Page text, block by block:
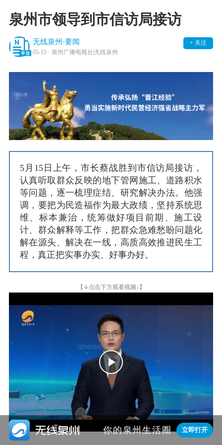
 你的泉州生活圈 立即打开
泉州市领导到市信访局接访
无线泉州·要闻
+ 关注
05-15 · 泉州广播电视台|无线泉州
5月15日上午，市长蔡战胜到市信访局接访，
认真听取群众反映的地下管网施工、道路积水
等问题，逐一梳理症结、研究解决办法。他强
调，要把为民造福作为最大政绩，坚持系统思
维、标本兼治，统筹做好项目前期、施工设
计、群众解释等工作，把群众急难愁盼问题化
解在源头、解决在一线，高质高效推进民生工
程，真正把实事办实、好事办好。
【 ↓点击下方观看视频↓】
Play
Video